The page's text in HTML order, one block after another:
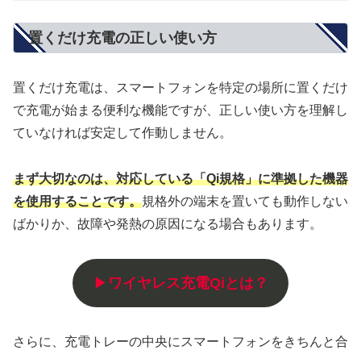
置くだけ充電の正しい使い方
置くだけ充電は、スマートフォンを特定の場所に置くだけ
で充電が始まる便利な機能ですが、正しい使い方を理解し
ていなければ安定して作動しません。
まず大切なのは、対応している「Qi規格」に準拠した機器
を使用することです。規格外の端末を置いても動作しない
ばかりか、故障や発熱の原因になる場合もあります。
▶ ワイヤレス充電Qiとは？
さらに、充電トレーの中央にスマートフォンをきちんと合